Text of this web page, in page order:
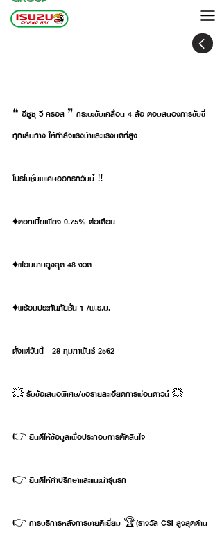
❝ อีซูซุ วี-ครอส ❞ กระบะขับเคลื่อน 4 ล้อ ตอบสนองการขับขี่
ทุกเส้นทาง ให้กำลังแรงม้าและแรงบิดที่สูง
โปรโมชั่นพิเศษออกรถวันนี้ ‼️
♦️ดอกเบี้ยเพียง 0.75% ต่อเดือน
♦️ผ่อนนานสูงสุด 48 งวด
♦️พร้อมประกันภัยชั้น 1 /พ.ร.บ.
ตั้งแต่วันนี้ - 28 กุมภาพันธ์ 2562
💥 รับข้อเสนอพิเศษ/ขอรายละเอียดการผ่อนดาวน์ 💥
👉 ยินดีให้ข้อมูลเพื่อประกอบการตัดสินใจ
👉 ยินดีให้คำปรึกษาและแนะนำรุ่นรถ
👉 การบริการหลังการขายดีเยี่ยม 🏆(รางวัล CSI สูงสุดด้าน